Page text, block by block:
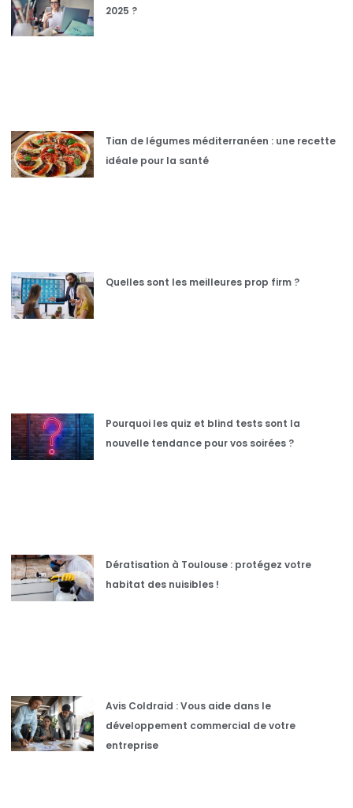
2025 ?
Tian de légumes méditerranéen : une recette
idéale pour la santé
Quelles sont les meilleures prop firm ?
Pourquoi les quiz et blind tests sont la
nouvelle tendance pour vos soirées ?
Dératisation à Toulouse : protégez votre
habitat des nuisibles !
Avis Coldraid : Vous aide dans le
développement commercial de votre
entreprise